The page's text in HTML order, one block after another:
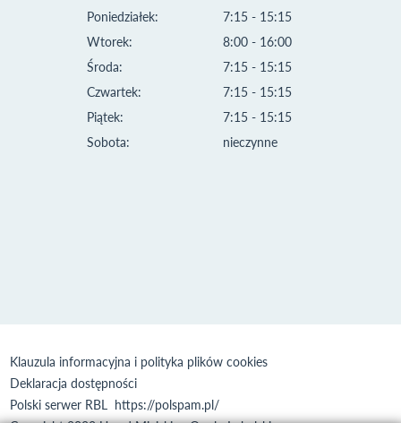
Poniedziałek:
Wtorek:
Środa:
Czwartek:
Piątek:
Sobota:
7:15 - 15:15
8:00 - 16:00
7:15 - 15:15
7:15 - 15:15
7:15 - 15:15
nieczynne
Klauzula informacyjna i polityka plików cookies
Deklaracja dostępności
Polski serwer RBL https://polspam.pl/